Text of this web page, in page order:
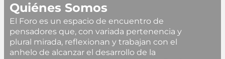
Quiénes Somos
El Foro es un espacio de encuentro de
pensadores que, con variada pertenencia y
plural mirada, reflexionan y trabajan con el
anhelo de alcanzar el desarrollo de la